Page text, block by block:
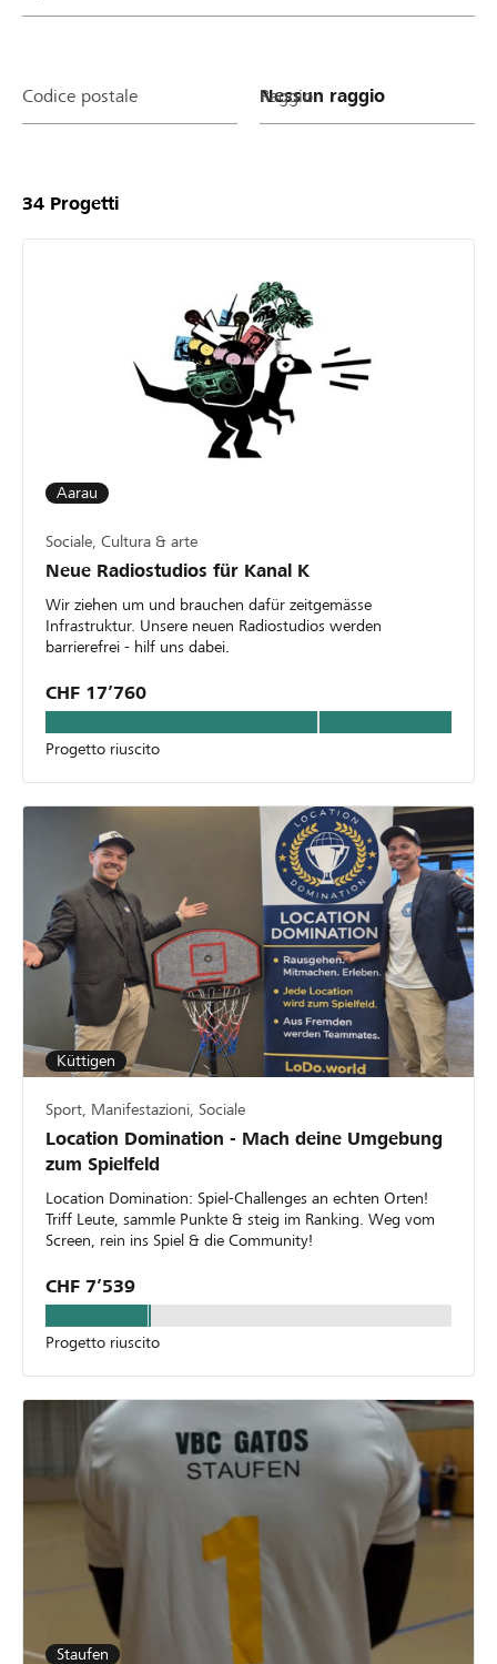
Codice postale Raggio
34 Progetti
Aarau
Sociale, Cultura & arte
Neue Radiostudios für Kanal K
Wir ziehen um und brauchen dafür zeitgemässe
Infrastruktur. Unsere neuen Radiostudios werden
barrierefrei - hilf uns dabei.
CHF 17’760
Progetto riuscito
Küttigen
Sport, Manifestazioni, Sociale
Location Domination - Mach deine Umgebung
zum Spielfeld
Location Domination: Spiel-Challenges an echten Orten!
Triff Leute, sammle Punkte & steig im Ranking. Weg vom
Screen, rein ins Spiel & die Community!
CHF 7’539
Progetto riuscito
Staufen